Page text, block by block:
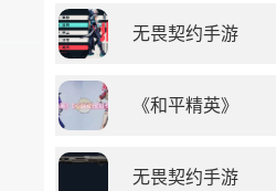
无畏契约手游
《和平精英》
无畏契约手游